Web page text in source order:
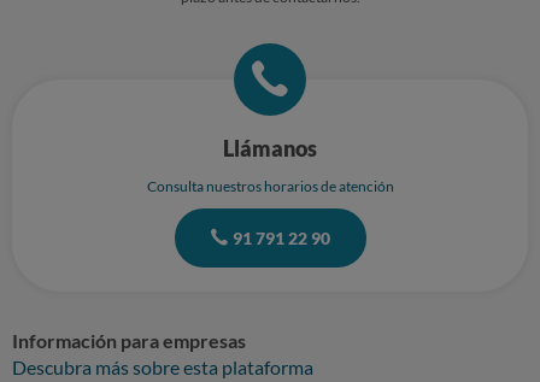
Adjunto fotografía tomada con mi dispositivo móvil durante el viaje y los
poder seguir haciendo uso de él. Sin otro particular, atentamente.
Recuerda no incluir ningún dato personal o sensible, ni tuyo ni de un
tercero, como puede ser nombre, apellidos, DNI, número de teléfono,
dirección postal, cuenta y tarjeta bancaria, email…
Llámanos
Consulta nuestros horarios de atención
91 791 22 90
Información para empresas
Descubra más sobre esta plataforma